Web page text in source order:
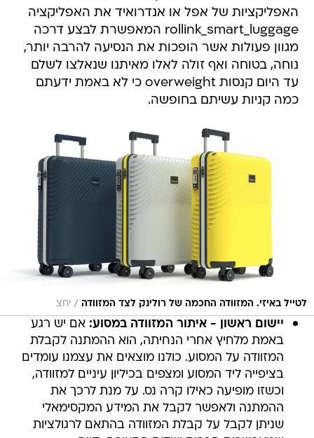
האפליקציות של אפל או אנדרואיד את האפליקציה
rollink_smart_luggage המאפשרת לבצע דרכה
מגוון פעולות אשר הופכות את הנסיעה להרבה יותר,
נוחה, בטוחה ואף זולה לאלו מאיתנו שנאלצו לשלם
עד היום קנסות overweight כי לא באמת ידעתם
כמה קניות עשיתם בחופשה.
לטייל באיזי. המזוודה החכמה של רולינק לצד המזוודה / יחצ
יישום ראשון - איתור המזוודה במסוע: אם יש רגע
באמת מלחיץ אחרי הנחיתה, הוא ההמתנה לקבלת
המזוודה על המסוע. כולנו מוצאים את עצמנו עומדים
בציפייה ליד המסוע ומצפים בכיליון עיניים למזוודה,
וכשזו מופיעה כאילו קרה נס. על מנת לרכך את
ההמתנה ולאפשר לקבל את המידע המקסימאלי
שניתן לקבל על קבלת המזוודה בהתאם לרגולציות